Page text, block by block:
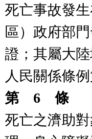
死亡事故發
區）政府部
證；其屬大
人民關係條
第 6 條
死亡之濟助